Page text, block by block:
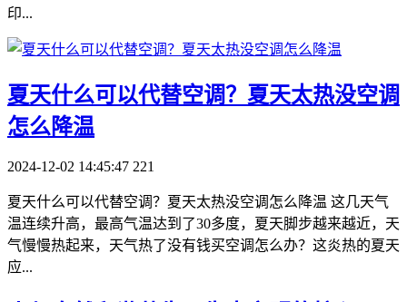
印...
​夏天什么可以代替空调？夏天太热没空调
怎么降温
2024-12-02 14:45:47 221
夏天什么可以代替空调？夏天太热没空调怎么降温 这几天气
温连续升高，最高气温达到了30多度，夏天脚步越来越近，天
气慢慢热起来，天气热了没有钱买空调怎么办？这炎热的夏天
应...